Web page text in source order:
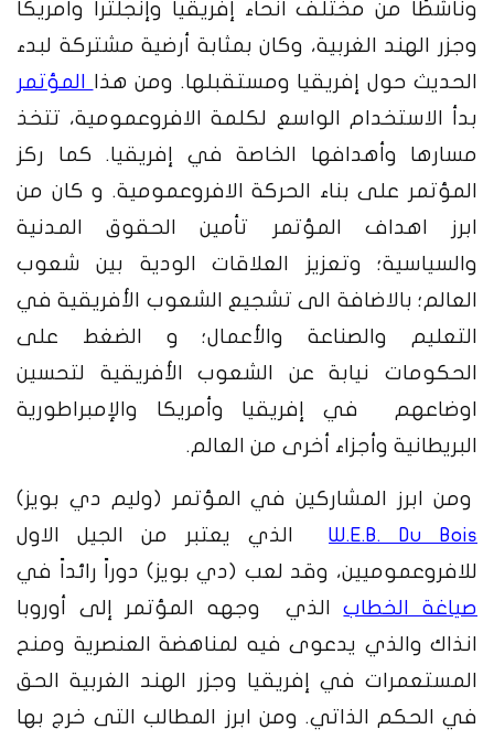
وناشطًا من مختلف أنحاء إفريقيا وإنجلترا وأمريكا
وجزر الهند الغربية، وكان بمثابة أرضية مشتركة لبدء
الحديث حول إفريقيا ومستقبلها. ومن هذا المؤتمر
بدأ الاستخدام الواسع لكلمة الافروعمومية، تتخذ
مسارها وأهدافها الخاصة في إفريقيا. كما ركز
المؤتمر على بناء الحركة الافروعمومية. و كان من
ابرز اهداف المؤتمر تأمين الحقوق المدنية
والسياسية؛ وتعزيز العلاقات الودية بين شعوب
العالم؛ بالاضافة الى تشجيع الشعوب الأفريقية في
التعليم والصناعة والأعمال؛ و الضغط على
الحكومات نيابة عن الشعوب الأفريقية لتحسين
اوضاعهم في إفريقيا وأمريكا والإمبراطورية
البريطانية وأجزاء أخرى من العالم.
ومن ابرز المشاركين في المؤتمر (وليم دي بويز)
W.E.B. Du Bois
الذي يعتبر من الجيل الاول
للافروعموميين، وقد لعب (دي بويز) دوراً رائداً في
صياغة الخطابالذي وجهه المؤتمر إلى أوروبا
انذاك والذي يدعوى فيه لمناهضة العنصرية ومنح
المستعمرات في إفريقيا وجزر الهند الغربية الحق
في الحكم الذاتي. ومن ابرز المطالب التى خرج بها